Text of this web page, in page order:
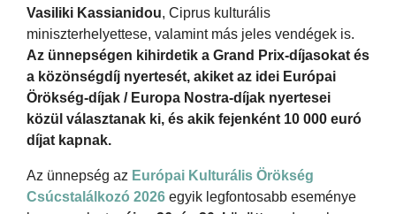
Vasiliki Kassianidou, Ciprus kulturális
miniszterhelyettese, valamint más jeles vendégek is.
Az ünnepségen kihirdetik a Grand Prix-díjasokat és
a közönségdíj nyertesét, akiket az idei Európai
Örökség-díjak / Europa Nostra-díjak nyertesei
közül választanak ki, és akik fejenként 10 000 euró
díjat kapnak.
Az ünnepség az Európai Kulturális Örökség
Csúcstalálkozó 2026 egyik legfontosabb eseménye